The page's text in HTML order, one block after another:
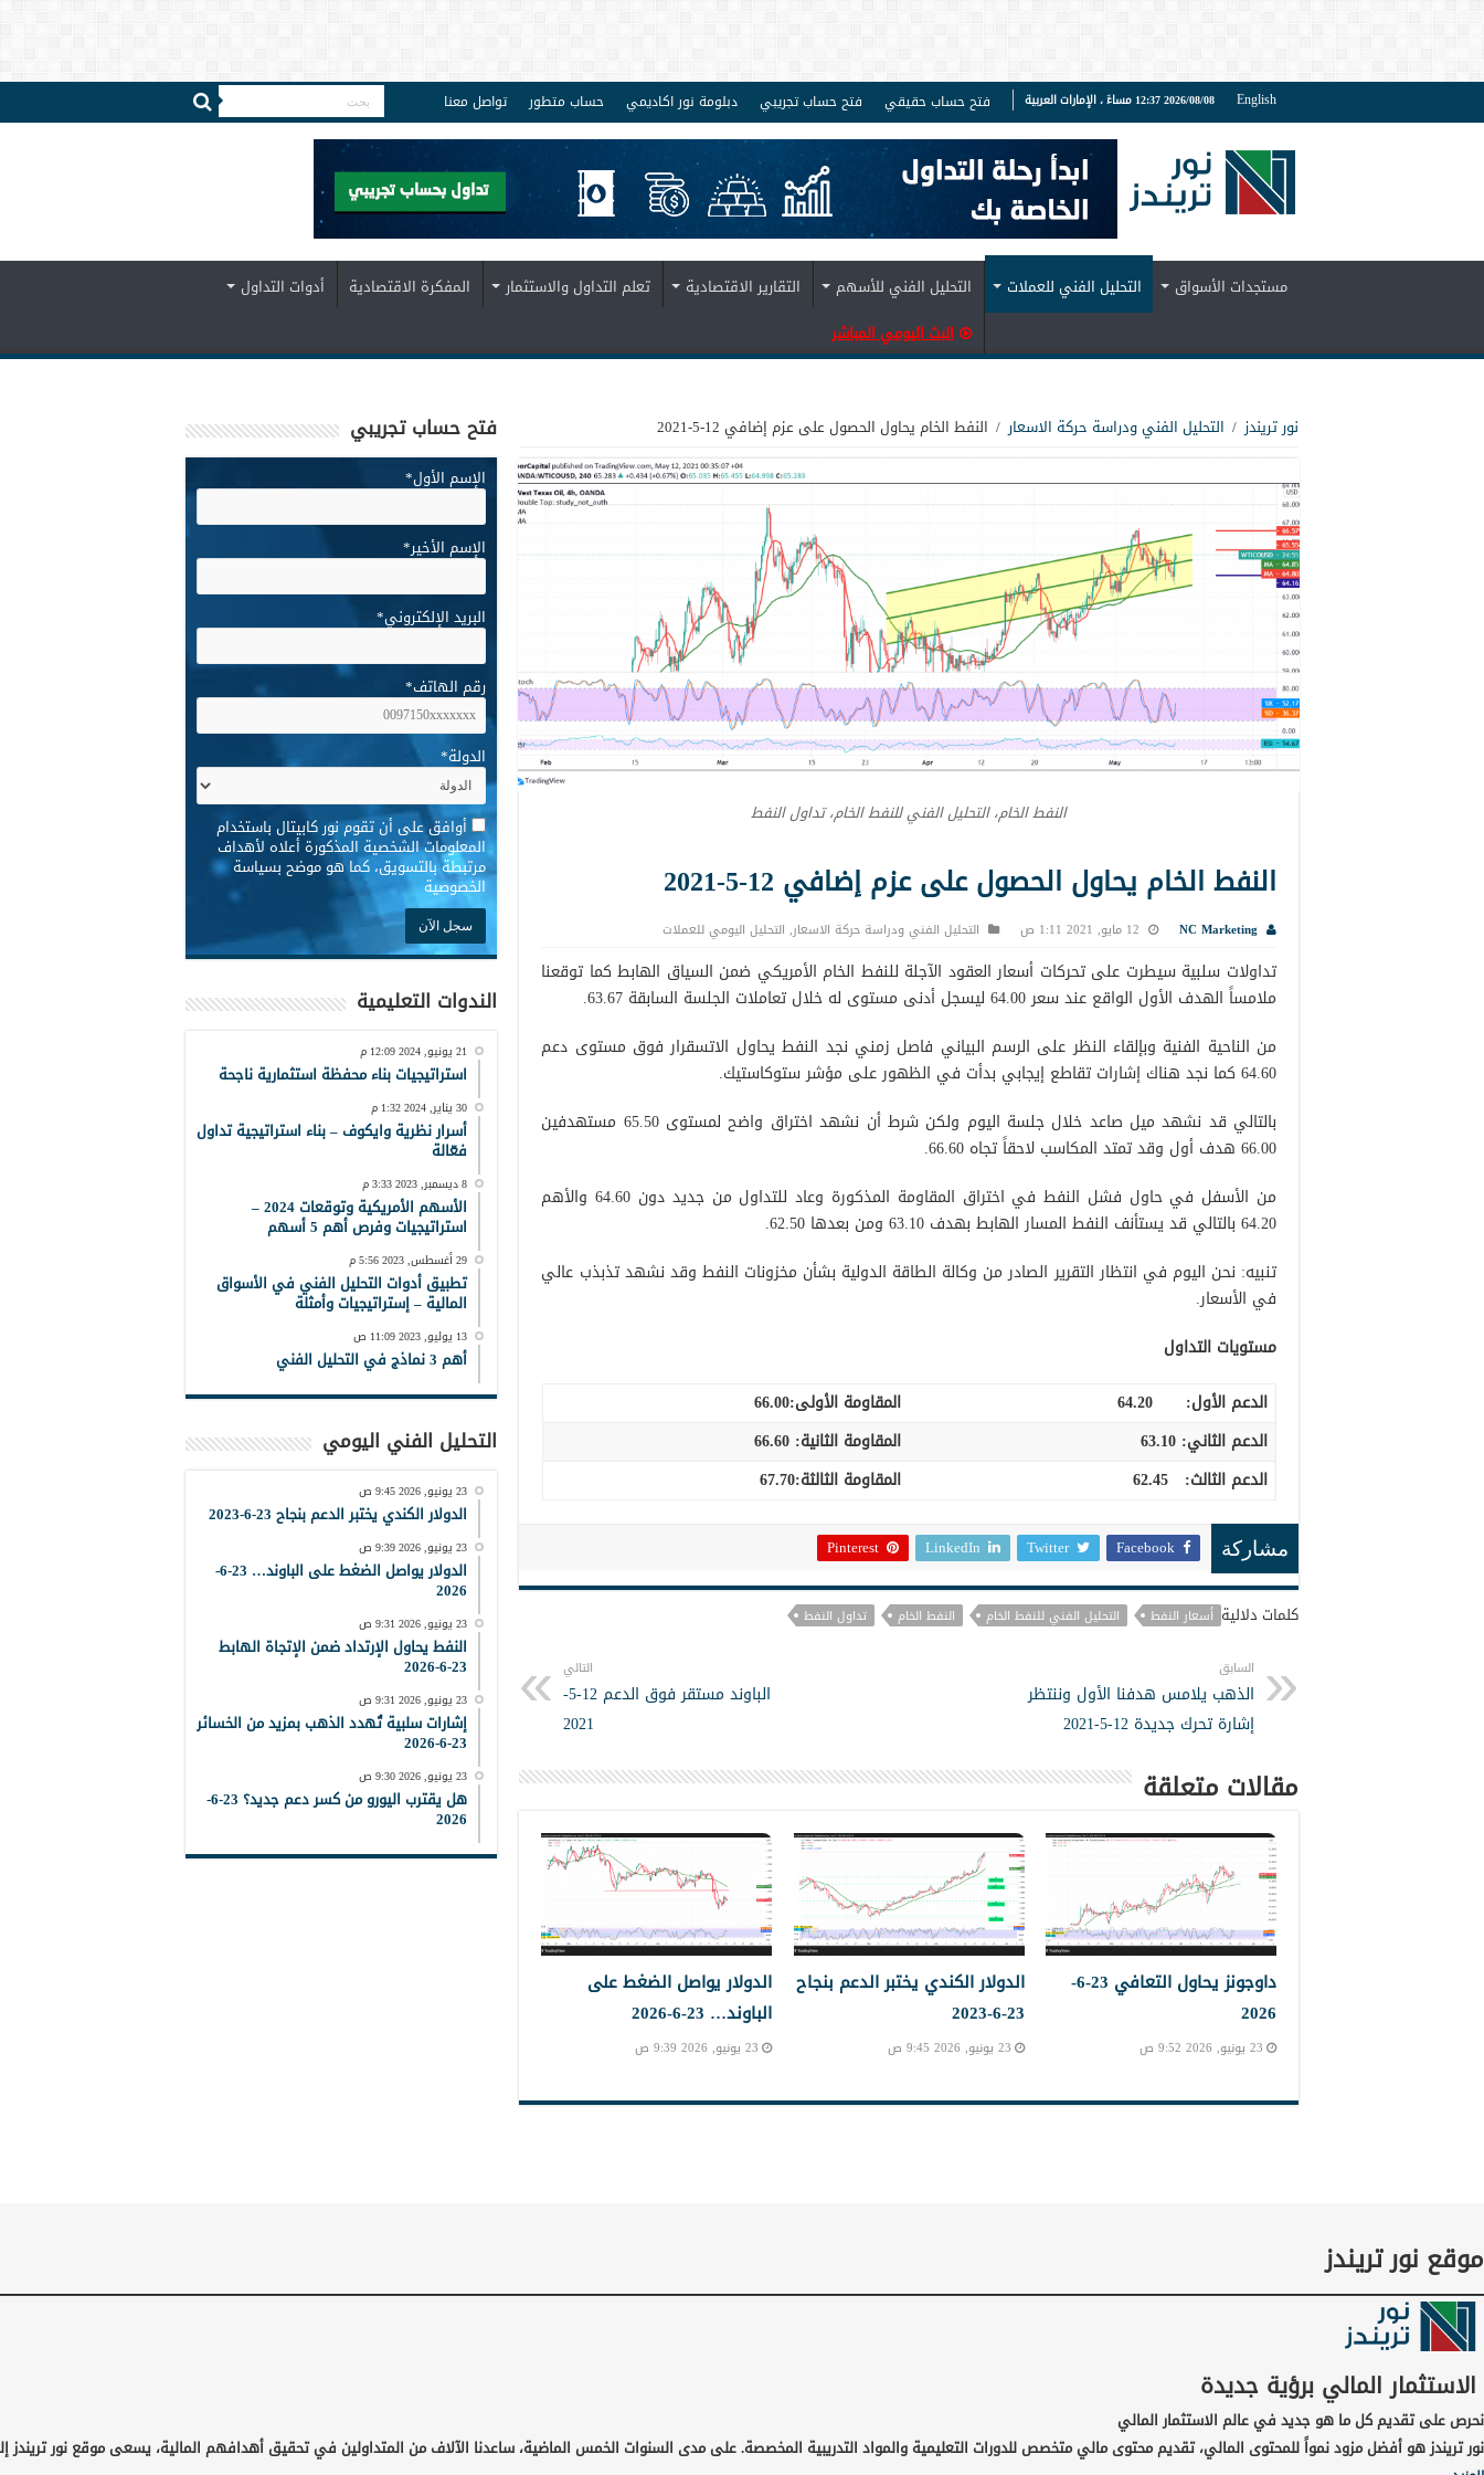
English 2026/08/08 12:37 مساءً ، الإمارات العربية فتح حساب حقيقي فتح حساب تجريبي دبلومة نور اكاديمي حساب متطور تواصل معنا
مستجدات الأسواق التحليل الفني للعملات التحليل الفني للأسهم التقارير الاقتصادية تعلم التداول والاستثمار المفكرة الاقتصادية
أدوات التداول
البث اليومي المباشر
نور تريندز / التحليل الفني ودراسة حركة الاسعار / النفط الخام يحاول الحصول على عزم إضافي 12-5-2021
النفط الخام، التحليل الفني للنفط الخام، تداول النفط
النفط الخام يحاول الحصول على عزم إضافي 12-5-2021
NC Marketing 12 مايو, 2021 1:11 ص التحليل الفني ودراسة حركة الاسعار, التحليل اليومي للعملات
تداولات سلبية سيطرت على تحركات أسعار العقود الآجلة للنفط الخام الأمريكي ضمن السياق الهابط كما توقعنا
ملامساً الهدف الأول الواقع عند سعر 64.00 ليسجل أدنى مستوى له خلال تعاملات الجلسة السابقة 63.67.
من الناحية الفنية وبإلقاء النظر على الرسم البياني فاصل زمني نجد النفط يحاول الاتسقرار فوق مستوى دعم
64.60 كما نجد هناك إشارات تقاطع إيجابي بدأت في الظهور على مؤشر ستوكاستيك.
بالتالي قد نشهد ميل صاعد خلال جلسة اليوم ولكن شرط أن نشهد اختراق واضح لمستوى 65.50 مستهدفين
66.00 هدف أول وقد تمتد المكاسب لاحقاً تجاه 66.60.
من الأسفل في حاول فشل النفط في اختراق المقاومة المذكورة وعاد للتداول من جديد دون 64.60 والأهم
64.20 بالتالي قد يستأنف النفط المسار الهابط بهدف 63.10 ومن بعدها 62.50.
تنبيه: نحن اليوم في انتظار التقرير الصادر من وكالة الطاقة الدولية بشأن مخزونات النفط وقد نشهد تذبذب عالي
في الأسعار.
مستويات التداول
الدعم الأول:
64.20 المقاومة الأولى:66.00
الدعم الثاني: 63.10 المقاومة الثانية: 66.60
الدعم الثالث: المقاومة الثالثة:67.70
مشاركة Facebook
Twitter
LinkedIn
Pinterest
كلمات دلالية أسعار النفط التحليل الفني للنفط الخام النفط الخام تداول النفط
السابق
الذهب يلامس هدفنا الأول وننتظر
إشارة تحرك جديدة 12-5-2021
التالي
الباوند مستقر فوق الدعم 12-5-
2021
مقالات متعلقة
داوجونز يحاول التعافي 23-6-
2026
23 يونيو, 2026 9:52 ص
الدولار الكندي يختبر الدعم بنجاح
23-6-2023
23 يونيو, 2026 9:45 ص
الدولار يواصل الضغط على
الباوند… 23-6-2026
23 يونيو, 2026 9:39 ص
فتح حساب تجريبي
الإسم الأول*
الإسم الأخير*
البريد الإلكتروني*
رقم الهاتف*
الدولة*
* أوافق على أن تقوم نور كابيتال باستخدام
المعلومات الشخصية المذكورة أعلاه لأهداف
مرتبطة بالتسويق، كما هو موضح بسياسة
الخصوصية
الندوات التعليمية
21 يونيو, 2024 12:09 م
استراتيجيات بناء محفظة استثمارية ناجحة
30 يناير, 2024 1:32 م
أسرار نظرية وايكوف – بناء استراتيجية تداول
فعّالة
8 ديسمبر, 2023 3:33 م
الأسهم الأمريكية وتوقعات 2024 –
استراتيجيات وفرص أهم 5 أسهم
29 أغسطس, 2023 5:56 م
تطبيق أدوات التحليل الفني في الأسواق
المالية – إستراتيجيات وأمثلة
13 يوليو, 2023 11:09 ص
أهم 3 نماذج في التحليل الفني
التحليل الفني اليومي
23 يونيو, 2026 9:45 ص
الدولار الكندي يختبر الدعم بنجاح 23-6-2023
23 يونيو, 2026 9:39 ص
الدولار يواصل الضغط على الباوند… 23-6-
2026
23 يونيو, 2026 9:31 ص
النفط يحاول الإرتداد ضمن الإتجاة الهابط
23-6-2026
23 يونيو, 2026 9:31 ص
إشارات سلبية تُهدد الذهب بمزيد من الخسائر
23-6-2026
23 يونيو, 2026 9:30 ص
هل يقترب اليورو من كسر دعم جديد؟ 23-6-
2026
موقع نور تريندز
الاستثمار المالي برؤية جديدة
نحرص على تقديم كل ما هو جديد في عالم الاستثمار المالي
نور تريندز هو أفضل مزود نمواً للمحتوى المالي، تقديم محتوى مالي متخصص للدورات التعليمية والمواد التدريبية المخصصة. على مدى السنوات الخمس الماضية، ساعدنا الآلاف من المتداولين في تحقيق أهدافهم المالية، يسعى موقع نور تريندز